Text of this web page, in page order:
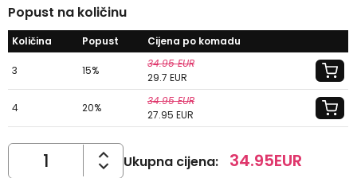
Popust na količinu
Količina Popust Cijena po komadu
3 15%
34.95 EUR
29.7 EUR
4 20%
34.95 EUR
27.95 EUR
Ukupna cijena: 34.95EUR